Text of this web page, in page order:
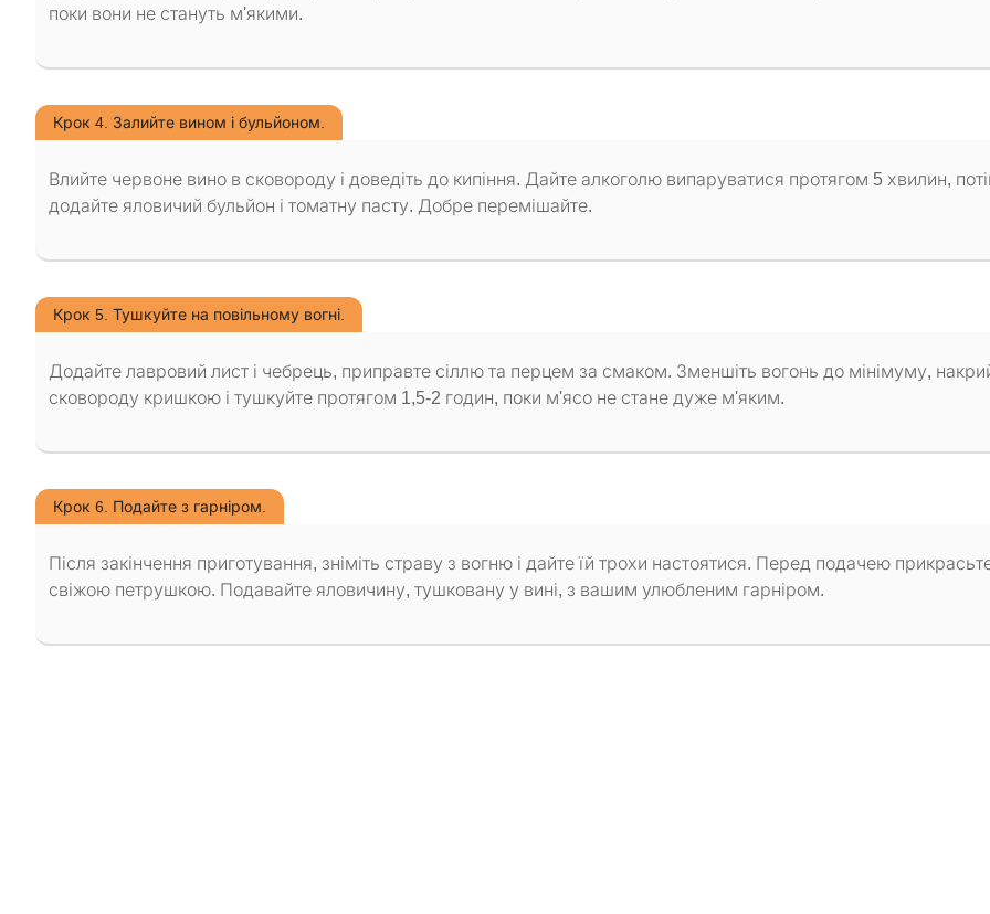
поки вони не стануть м'якими.
Крок 4. Залийте вином і бульйоном.
Влийте червоне вино в сковороду і доведіть до кипіння. Дайте алкоголю випаруватися протягом 5 хвилин,
додайте яловичий бульйон і томатну пасту. Добре перемішайте.
Крок 5. Тушкуйте на повільному вогні.
Додайте лавровий лист і чебрець, приправте сіллю та перцем за смаком. Зменшіть вогонь до мінімуму,
сковороду кришкою і тушкуйте протягом 1,5-2 годин, поки м'ясо не стане дуже м'яким.
Крок 6. Подайте з гарніром.
Після закінчення приготування, зніміть страву з вогню і дайте їй трохи настоятися. Перед подачею
свіжою петрушкою. Подавайте яловичину, тушковану у вині, з вашим улюбленим гарніром.